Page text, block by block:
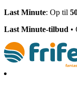
Last Minute: Op til
Last Minute-tilbud •